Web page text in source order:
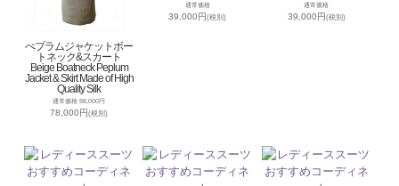
ぺプラムジャケットボー
トネック&スカート
Beige Boatneck Peplum
Jacket & Skirt Made of High
Quality Silk
通常価格 98,000円
78,000円(税別)
通常価格
39,000円(税別)
通常価格
39,000円(税別)